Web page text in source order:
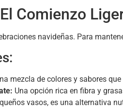
Comienzo
navideñas. Para
mezcla de colores y sabores
Una opción rica en fibra y
vasos, es una alternativa